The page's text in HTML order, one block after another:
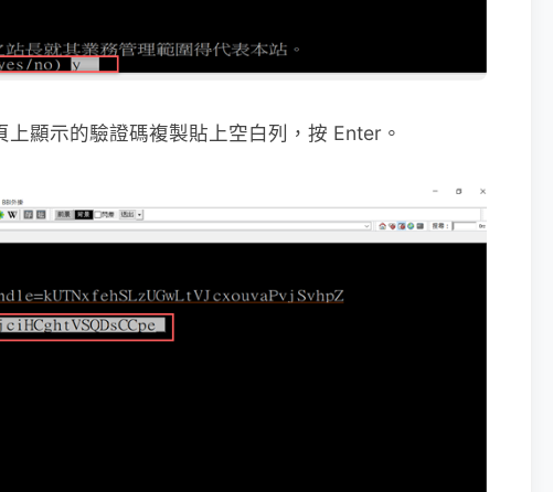
顯示的驗證碼複製貼上空白列，按 Enter。